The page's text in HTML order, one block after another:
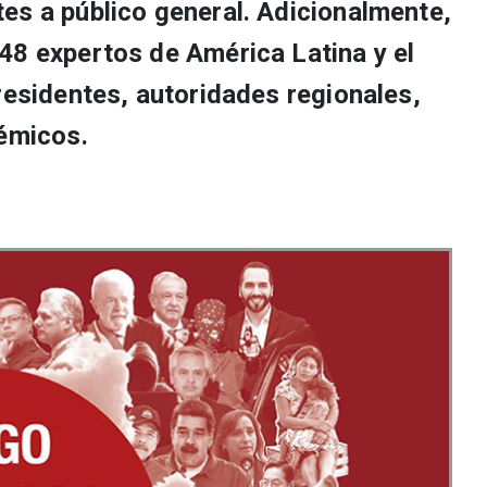
a público general. Adicionalmente,
expertos de América Latina y el
autoridades regionales,